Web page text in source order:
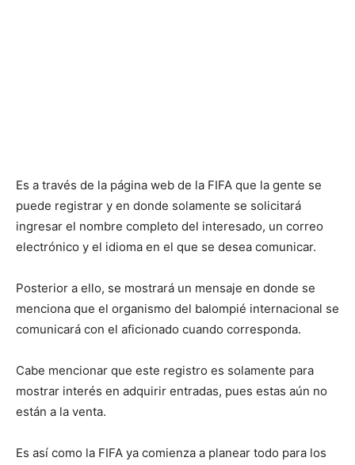
Es a través de la página web de la FIFA que la gente se
puede registrar y en donde solamente se solicitará
ingresar el nombre completo del interesado, un correo
electrónico y el idioma en el que se desea comunicar.
Posterior a ello, se mostrará un mensaje en donde se
menciona que el organismo del balompié internacional se
comunicará con el aficionado cuando corresponda.
Cabe mencionar que este registro es solamente para
mostrar interés en adquirir entradas, pues estas aún no
están a la venta.
Es así como la FIFA ya comienza a planear todo para los